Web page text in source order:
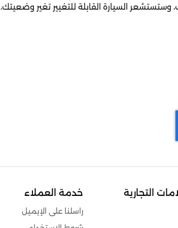
وستستشعر السيارة القابلة للتغيير تغير وضعيتك،
التجارية خدمة العملاء
راسلنا على الإيميل